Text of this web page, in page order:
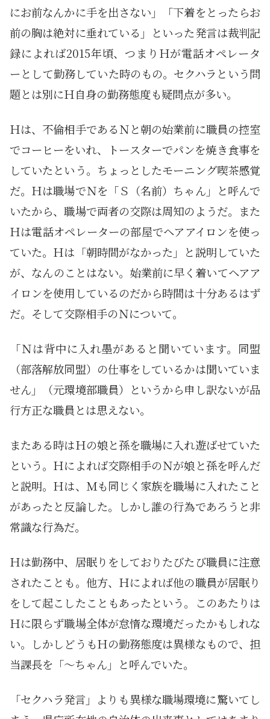
にお前なんかに手を出さない」「下着をとったらお
前の胸は絶対に垂れている」といった発言は裁判記
録によれば2015年頃、つまりＨが電話オペレータ
ーとして勤務していた時のもの。セクハラという問
題とは別にＨ自身の勤務態度も疑問点が多い。
Ｈは、不倫相手であるＮと朝の始業前に職員の控室
でコーヒーをいれ、トースターでパンを焼き食事を
していたという。ちょっとしたモーニング喫茶感覚
だ。Ｈは職場でＮを「Ｓ（名前）ちゃん」と呼んで
いたから、職場で両者の交際は周知のようだ。また
Ｈは電話オペレーターの部屋でヘアアイロンを使っ
ていた。Ｈは「朝時間がなかった」と説明していた
が、なんのことはない。始業前に早く着いてヘアア
イロンを使用しているのだから時間は十分あるはず
だ。そして交際相手のＮについて。
「Ｎは背中に入れ墨があると聞いています。同盟
（部落解放同盟）の仕事をしているかは聞いていま
せん」（元環境部職員）というから申し訳ないが品
行方正な職員とは思えない。
またある時はＨの娘と孫を職場に入れ遊ばせていた
という。Ｈによれば交際相手のＮが娘と孫を呼んだ
と説明。Ｈは、Ｍも同じく家族を職場に入れたこと
があったと反論した。しかし誰の行為であろうと非
常識な行為だ。
Ｈは勤務中、居眠りをしておりたびたび職員に注意
されたことも。他方、Ｈによれば他の職員が居眠り
をして起こしたこともあったという。このあたりは
Ｈに限らず職場全体が怠惰な環境だったかもしれな
い。しかしどうもＨの勤務態度は異様なもので、担
当課長を「～ちゃん」と呼んでいた。
「セクハラ発言」よりも異様な職場環境に驚いてし